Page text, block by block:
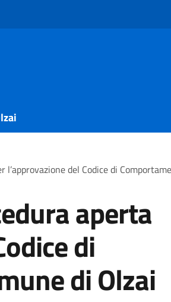
l’approvazione del Codice di
aperta
di
di Olzai